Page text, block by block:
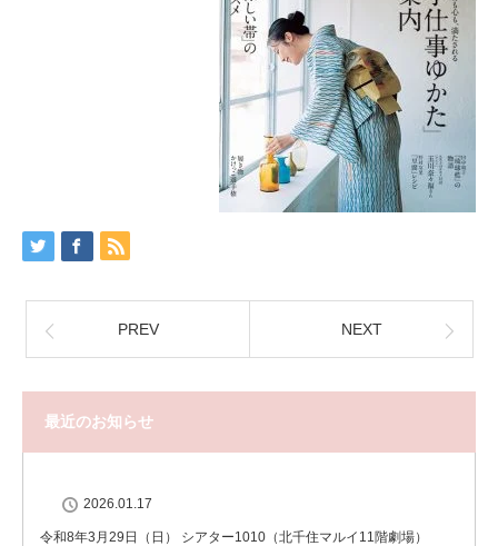
PREV NEXT
最近のお知らせ
2026.01.17
令和8年3月29日（日） シアター1010（北千住マルイ11階劇場）